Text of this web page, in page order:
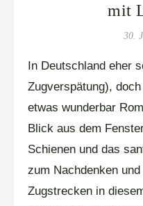
mit
30.
In Deutschland eher
Zugverspätung),
etwas wunderbar
Blick aus dem
Schienen und das
zum Nachdenken
Zugstrecken in